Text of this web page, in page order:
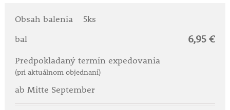
Obsah balenia
5ks
bal
6,95 €
Predpokladaný termín expedovania
(pri aktuálnom objednaní)
ab Mitte September